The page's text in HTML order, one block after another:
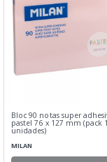
Bloc 90 notas super
pastel 76 x 127 mm (pack
unidades)
MILAN